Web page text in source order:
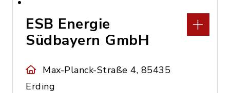
ESB Energie
Südbayern GmbH
Max-Planck-Straße 4, 85435
Erding